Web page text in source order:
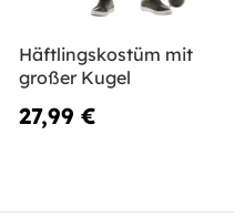
Häftlingskostüm mit
großer Kugel
27,99 €